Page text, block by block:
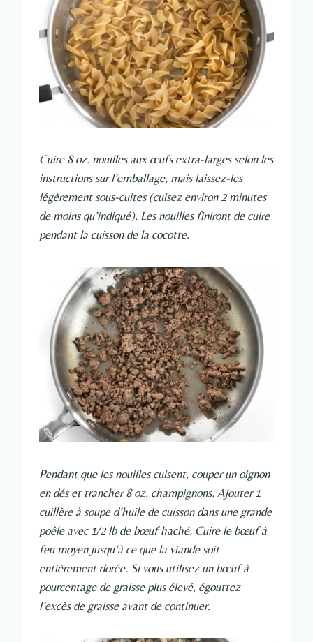
Cuire 8 oz. nouilles aux œufs extra-larges selon les
instructions sur l’emballage, mais laissez-les
légèrement sous-cuites (cuisez environ 2 minutes
de moins qu’indiqué). Les nouilles finiront de cuire
pendant la cuisson de la cocotte.
Pendant que les nouilles cuisent, couper un oignon
en dés et trancher 8 oz. champignons. Ajouter 1
cuillère à soupe d’huile de cuisson dans une grande
poêle avec 1/2 lb de bœuf haché. Cuire le bœuf à
feu moyen jusqu’à ce que la viande soit
entièrement dorée. Si vous utilisez un bœuf à
pourcentage de graisse plus élevé, égouttez
l’excès de graisse avant de continuer.